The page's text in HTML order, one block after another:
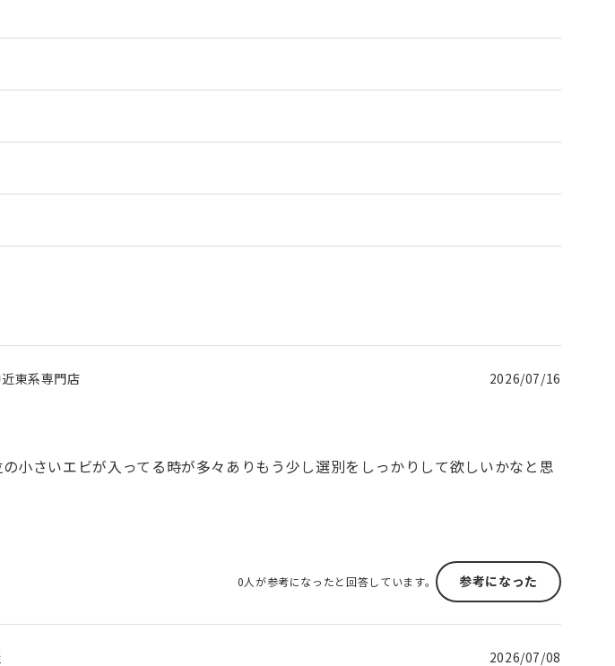
東系専門店 2026/07/16
小さいエビが入ってる時が多々ありもう少し選別をしっかりして欲しいかなと思
0人が参考になったと回答しています。 参考になった
2026/07/08